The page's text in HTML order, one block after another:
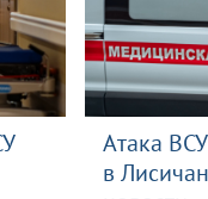
Атака
в